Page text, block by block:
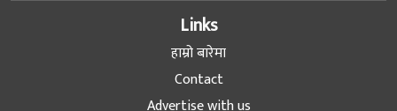
Links
हाम्रो बारेमा
Contact